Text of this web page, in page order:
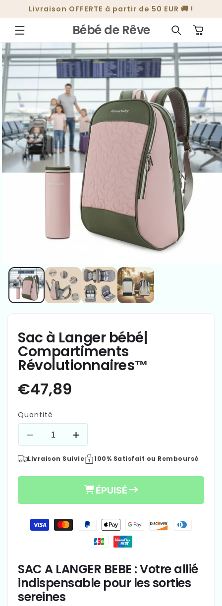
PASSER
AU
CONTENU
Livraison OFFERTE à partir de 50 EUR 🚚 !
Bébé de Rêve Panier
PASSER AUX
INFORMATIONS
PRODUITS
Sac à Langer bébé|
Compartiments
Révolutionnaires™
habituel
€47,89
Quantité
Réduire
quantité
Langer
Compartiments
Révolutionnaires™
Augmenter
quantité
Langer
Compartiments
Révolutionnaires™
Livraison Suivie 100% Satisfait ou Remboursé
ÉPUISÉ
Moyens
SAC A LANGER BEBE : Votre allié
indispensable pour les sorties
sereines